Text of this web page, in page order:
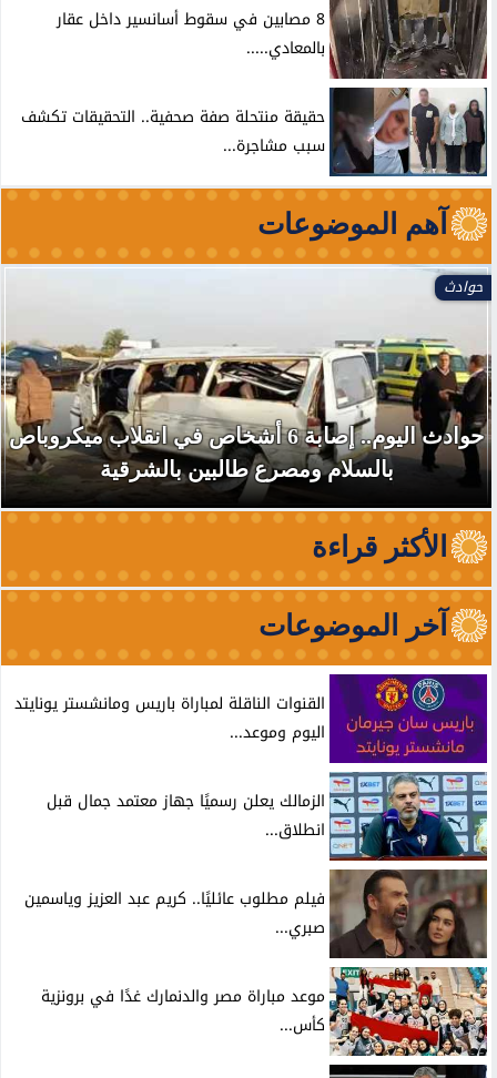
8 مصابين في سقوط أسانسير داخل عقار
بالمعادي.....
حقيقة منتحلة صفة صحفية.. التحقيقات تكشف
سبب مشاجرة...
آهم الموضوعات
حوادث
حوادث اليوم.. إصابة 6 أشخاص في انقلاب ميكروباص
بالسلام ومصرع طالبين بالشرقية
الأكثر قراءة
آخر الموضوعات
القنوات الناقلة لمباراة باريس ومانشستر يونايتد
اليوم وموعد...
الزمالك يعلن رسميًا جهاز معتمد جمال قبل
انطلاق...
فيلم مطلوب عائليًا.. كريم عبد العزيز وياسمين
صبري...
موعد مباراة مصر والدنمارك غدًا في برونزية
كأس...